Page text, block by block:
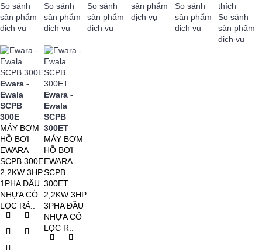
So sánh
sản phẩm
dịch vụ
So sánh
sản phẩm
dịch vụ
So sánh
sản phẩm
dịch vụ
sản phẩm
dịch vụ
So sánh
sản phẩm
dịch vụ
thích
So sánh
sản phẩm
dịch vụ
Ewara -
Ewala
SCPB
300E
MÁY BƠM
HỒ BƠI
EWARA
SCPB 300E
2,2KW 3HP
1PHA ĐẦU
NHỰA CÓ
LỌC RÁ..
Ewara -
Ewala
SCPB
300ET
MÁY BƠM
HỒ BƠI
EWARA
SCPB
300ET
2,2KW 3HP
3PHA ĐẦU
NHỰA CÓ
LỌC R..